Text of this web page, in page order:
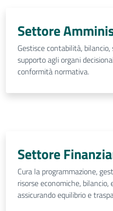
Settore
Gestisce contabilità,
supporto agli organi
conformità normativa.
Settore
Cura la programmazione,
risorse economiche, bilancio,
assicurando equilibrio e